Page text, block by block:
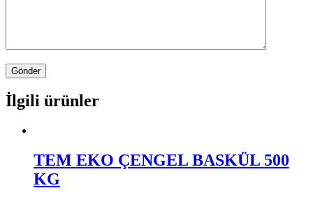
İlgili ürünler
TEM EKO ÇENGEL BASKÜL 500
KG